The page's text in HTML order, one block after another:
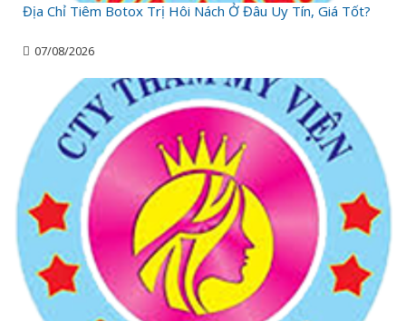
Địa Chỉ Tiêm Botox Trị Hôi Nách Ở Đâu Uy Tín, Giá Tốt?
07/08/2026